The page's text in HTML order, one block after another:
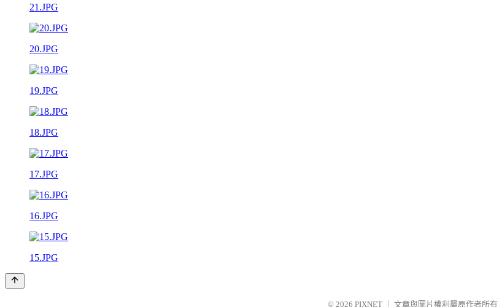
21.JPG
20.JPG
19.JPG
18.JPG
17.JPG
16.JPG
15.JPG
© 2026 PIXNET 文章與圖片權利屬原作者所有